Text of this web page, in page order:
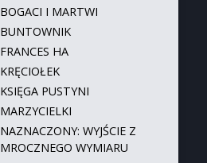
BOGACI I MARTWI
BUNTOWNIK
FRANCES HA
KRĘCIOŁEK
KSIĘGA PUSTYNI
MARZYCIELKI
NAZNACZONY: WYJŚCIE Z
MROCZNEGO WYMIARU